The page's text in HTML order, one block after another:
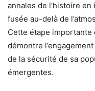
annales de l’histoire
fusée au-delà de
Cette étape importante
démontre
de la sécurité de sa
émergentes.